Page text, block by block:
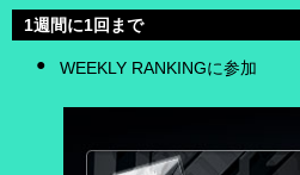
1週間に1回まで
WEEKLY RANKINGに参加